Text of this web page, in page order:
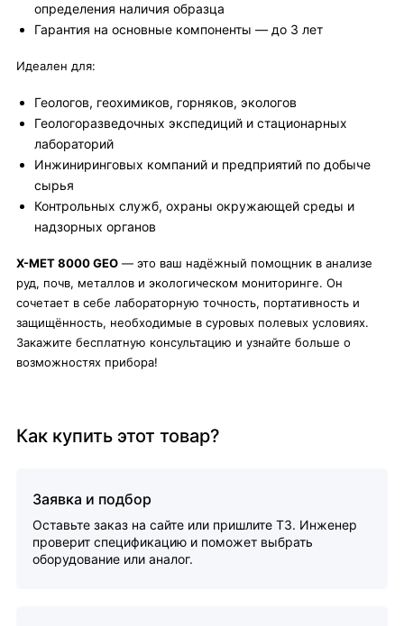
определения наличия образца
Гарантия на основные компоненты — до 3 лет
Идеален для:
Геологов, геохимиков, горняков, экологов
Геологоразведочных экспедиций и стационарных
лабораторий
Инжиниринговых компаний и предприятий по добыче
сырья
Контрольных служб, охраны окружающей среды и
надзорных органов
X-MET 8000 GEO — это ваш надёжный помощник в анализе
руд, почв, металлов и экологическом мониторинге. Он
сочетает в себе лабораторную точность, портативность и
защищённость, необходимые в суровых полевых условиях.
Закажите бесплатную консультацию и узнайте больше о
возможностях прибора!
Как купить этот товар?
Заявка и подбор
Оставьте заказ на сайте или пришлите ТЗ. Инженер
проверит спецификацию и поможет выбрать
оборудование или аналог.